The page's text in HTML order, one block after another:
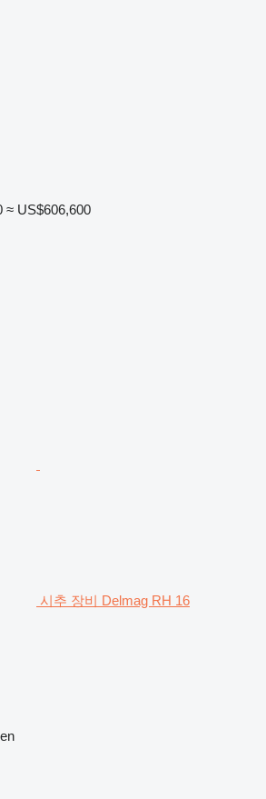
≈ US$606,600
시추 장비 Delmag RH 16